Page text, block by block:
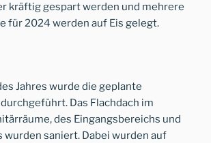
kräftig gespart werden und mehrere
für 2024 werden auf Eis gelegt.
Jahres wurde die geplante
Das Flachdach im
des Eingangsbereichs und
wurden saniert. Dabei wurden auf